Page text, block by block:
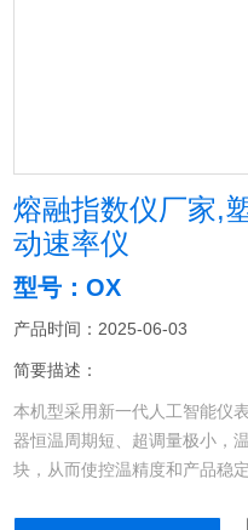
熔融指数仪厂家,
动速率仪
型号：OX
产品时间：2025-06-03
简要描述：
本机型采用新一代人工智能仪
器恒温周期短、超调量极小，
块，从而使控温精度和产品稳